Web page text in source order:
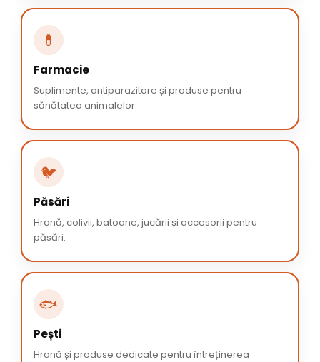
💊
Farmacie
Suplimente, antiparazitare și produse pentru
sănătatea animalelor.
🐦
Păsări
Hrană, colivii, batoane, jucării și accesorii pentru
păsări.
🐟
Pești
Hrană și produse dedicate pentru întreținerea